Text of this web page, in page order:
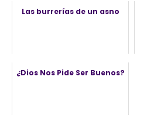
Las burrerías de un asno
¿Dios Nos Pide Ser Buenos?